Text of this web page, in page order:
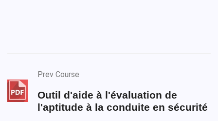
Prev Course
Outil d'aide à l'évaluation de
l'aptitude à la conduite en sécurité